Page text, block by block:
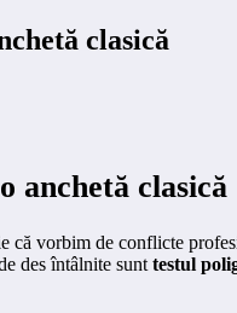
clasică
anchetă clasică
că vorbim de conflicte
des întâlnite sunt testul